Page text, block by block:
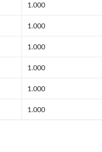
1.000
1.000
1.000
1.000
1.000
1.000